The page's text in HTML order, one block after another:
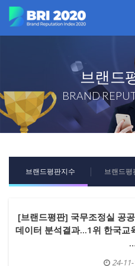
브랜드
BRAND
브랜드평판지수 브랜드평
[브랜드평판] 국무조정실 공
데이터 분석결과...1위 한국교
24-